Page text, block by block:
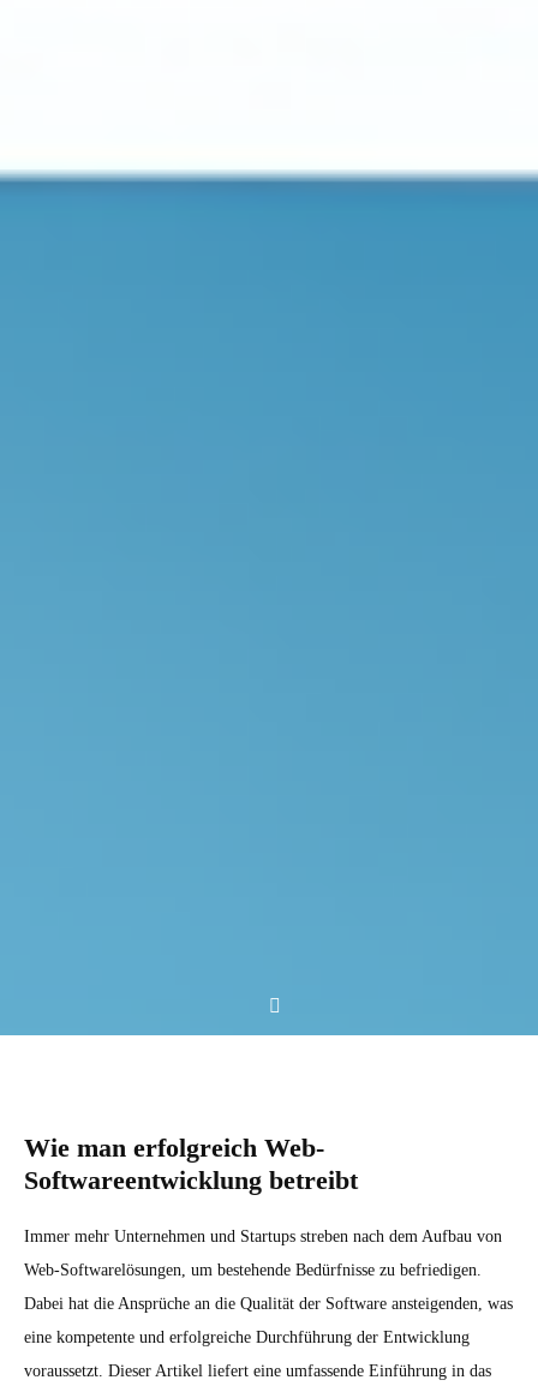
Wie man erfolgreich Web-
Softwareentwicklung betreibt
Immer mehr Unternehmen und Startups streben nach dem Aufbau von
Web-Softwarelösungen, um bestehende Bedürfnisse zu befriedigen.
Dabei hat die Ansprüche an die Qualität der Software ansteigenden, was
eine kompetente und erfolgreiche Durchführung der Entwicklung
voraussetzt. Dieser Artikel liefert eine umfassende Einführung in das